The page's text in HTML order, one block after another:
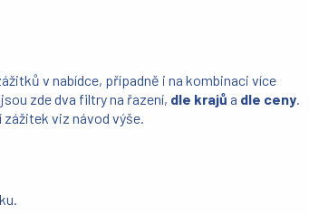
v nabídce, případně i na kombinaci více
zde dva filtry na řazení, dle krajů a dle ceny.
viz návod výše.